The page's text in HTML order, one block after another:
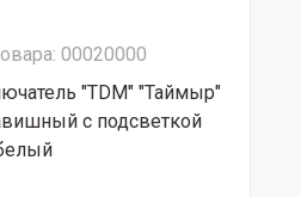
00020000
"TDM" "Таймыр"
с подсветкой